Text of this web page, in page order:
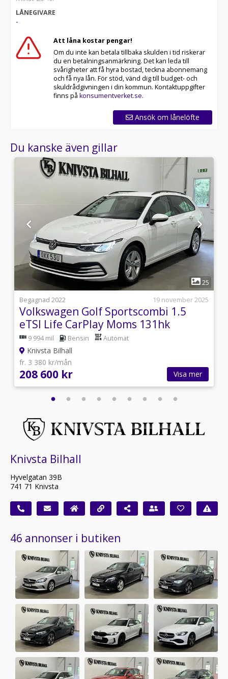
LÅNEGIVARE
-
Att låna kostar pengar!
Om du inte kan betala tillbaka skulden i tid riskerar
du en betalningsanmärkning. Det kan leda till
svårigheter att få hyra bostad, teckna abonnemang
och få nya lån. För stöd, vänd dig till budget- och
skuldrådgivningen i din kommun. Kontaktuppgifter
finns på konsumentverket.se.
Ansök om lånelöfte
Du kanske även gillar
1
25
Begagnad 2022
19 november 2025
Volkswagen Golf Sportscombi 1.5
eTSI Life CarPlay Moms 131hk
9 994 mil Bensin Automat
Knivsta Bilhall
fr. 3 380 kr/mån
208 600 kr Visa mer
Knivsta Bilhall
Hyvelgatan 39B
741 71 Knivsta
46 annonser i butiken